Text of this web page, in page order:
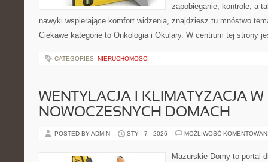
zapobieganie, kontrole, a
nawyki wspierające komfort widzenia, znajdziesz tu mnóstwo
Ciekawe kategorie to Onkologia i Okulary. W centrum tej strony
CATEGORIES: NIERUCHOMOŚCI
WENTYLACJA I KLIMATYZACJA W
NOWOCZESNYCH DOMACH
POSTED BY ADMIN STY - 7 - 2026 MOŻLIWOŚĆ
Mazurskie Domy to portal